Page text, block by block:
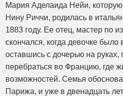
Мария Аделаида Нейи, которую
Нину Риччи, родилась в
1883 году. Ее отец, мастер по
скончался, когда девочке было
оставшись с дочерью на
перебраться во Францию, где
возможностей. Семья
Парижа, и уже в двенадцать